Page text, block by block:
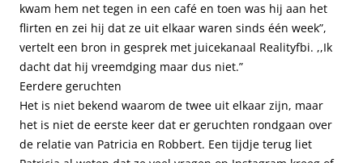
kwam hem net tegen in een café en toen was hij aan het
flirten en zei hij dat ze uit elkaar waren sinds één week”,
vertelt een bron in gesprek met juicekanaal Realityfbi. ,,Ik
dacht dat hij vreemdging maar dus niet.”
Eerdere geruchten
Het is niet bekend waarom de twee uit elkaar zijn, maar
het is niet de eerste keer dat er geruchten rondgaan over
de relatie van Patricia en Robbert. Een tijdje terug liet